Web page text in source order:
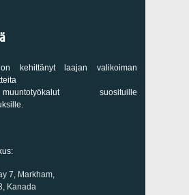
kehittänyt laajan valikoiman
suosituille
7, Markham,
Kanada